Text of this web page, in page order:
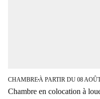
CHAMBRE■À PARTIR DU 08
Chambre en colocation à